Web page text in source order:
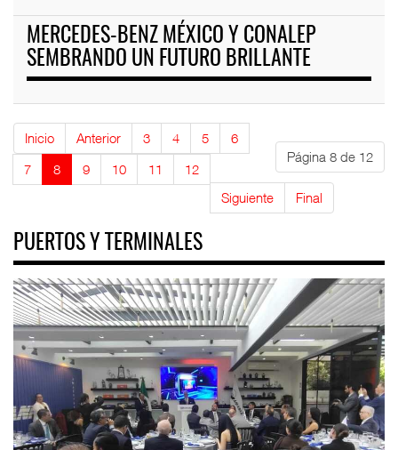
MERCEDES-BENZ MÉXICO Y CONALEP
SEMBRANDO UN FUTURO BRILLANTE
Página 8 de 12
Inicio Anterior 3 4 5
6
7
8 9 10 11
12
Siguiente
Final
PUERTOS Y TERMINALES